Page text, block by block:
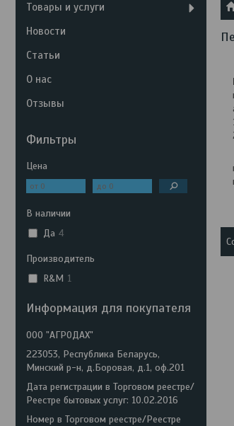
Товары и услуги
Новости
Статьи
О нас
Отзывы
Фильтры
Цена
В наличии
Да 4
Производитель
R&M 1
Информация для покупателя
ООО "АГРОДАХ"
223053, Республика Беларусь,
Минский р-н, д.Боровая, д.1, оф.201
Дата регистрации в Торговом реестре/
Реестре бытовых услуг: 10.02.2016
Номер в Торговом реестре/Реестре